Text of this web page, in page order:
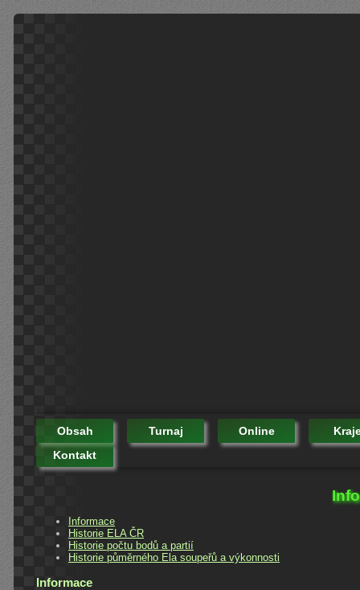
Obsah Turnaj Online
Kontakt
Informace
Historie ELA ČR
Historie počtu bodů a partií
Historie půměrného Ela soupeřů a výkonnosti
Informace